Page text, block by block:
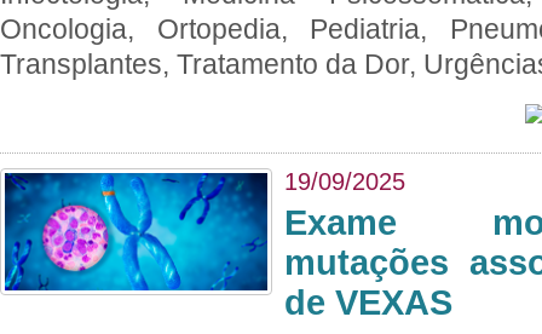
Oncologia, Ortopedia, Pediatria,
Transplantes, Tratamento da Dor,
19/09/2025
Exame
mutações
de VEXAS